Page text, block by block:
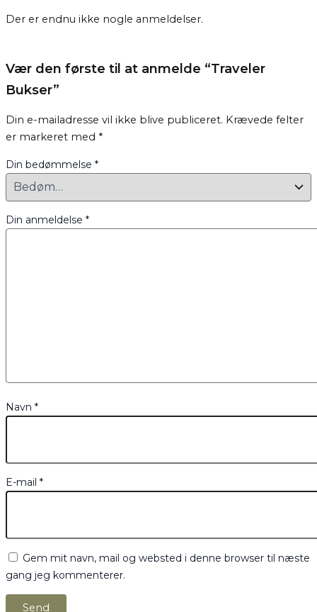
Der er endnu ikke nogle anmeldelser.
Vær den første til at anmelde “Traveler
Bukser”
Din e-mailadresse vil ikke blive publiceret. Krævede felter
er markeret med *
Din bedømmelse *
Din anmeldelse *
Navn *
E-mail *
Gem mit navn, mail og websted i denne browser til næste
gang jeg kommenterer.